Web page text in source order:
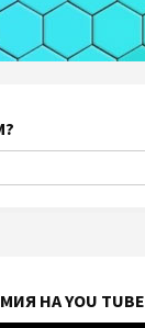
НА YOU TUBE